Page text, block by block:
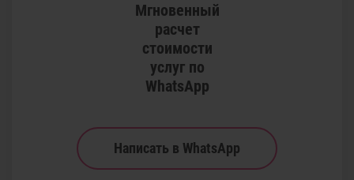
Мгновенный
расчет
стоимости
услуг по
WhatsApp
Написать в WhatsApp